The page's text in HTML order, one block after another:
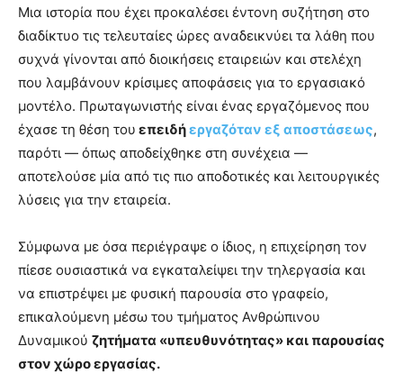
Μια ιστορία που έχει προκαλέσει έντονη συζήτηση στο
διαδίκτυο τις τελευταίες ώρες αναδεικνύει τα λάθη που
συχνά γίνονται από διοικήσεις εταιρειών και στελέχη
που λαμβάνουν κρίσιμες αποφάσεις για το εργασιακό
μοντέλο. Πρωταγωνιστής είναι ένας εργαζόμενος που
έχασε τη θέση του επειδήεργαζόταν εξ αποστάσεως,
παρότι — όπως αποδείχθηκε στη συνέχεια —
αποτελούσε μία από τις πιο αποδοτικές και λειτουργικές
λύσεις για την εταιρεία.
Σύμφωνα με όσα περιέγραψε ο ίδιος, η επιχείρηση τον
πίεσε ουσιαστικά να εγκαταλείψει την τηλεργασία και
να επιστρέψει με φυσική παρουσία στο γραφείο,
επικαλούμενη μέσω του τμήματος Ανθρώπινου
Δυναμικού ζητήματα «υπευθυνότητας» και παρουσίας
στον χώρο εργασίας.